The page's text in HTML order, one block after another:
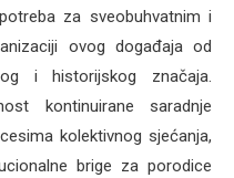
za sveobuhvatnim i
ovog događaja od
i historijskog značaja.
kontinuirane saradnje
kolektivnog sjećanja,
brige za porodice